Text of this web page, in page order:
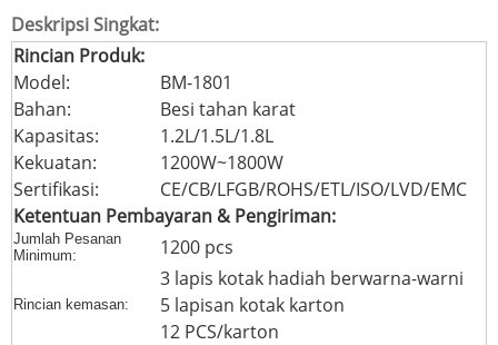
Deskripsi Singkat:
Rincian Produk:
Model:
BM-1801
Bahan:
Besi tahan karat
Kapasitas:
1.2L/1.5L/1.8L
Kekuatan:
1200W~1800W
Sertifikasi:
CE/CB/LFGB/ROHS/ETL/ISO/LVD/EMC
Ketentuan Pembayaran & Pengiriman:
Jumlah Pesanan
Minimum:
1200 pcs
Rincian kemasan:
3 lapis kotak hadiah berwarna-warni
5 lapisan kotak karton
12 PCS/karton